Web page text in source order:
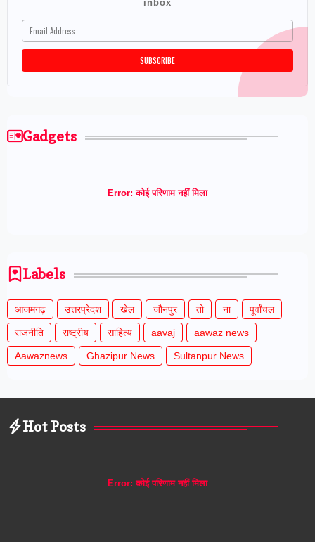
inbox
Gadgets
Error: कोई परिणाम नहीं मिला
Labels
आजमगढ़ उत्तरप्रेदश खेल जौनपुर तो ना पूर्वांचल
राजनीति राष्ट्रीय साहित्य aavaj aawaz news
Aawaznews Ghazipur News Sultanpur News
Hot Posts
Error: कोई परिणाम नहीं मिला